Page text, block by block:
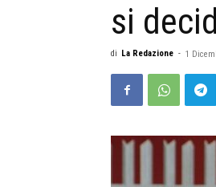
si
di La Redazione - 1